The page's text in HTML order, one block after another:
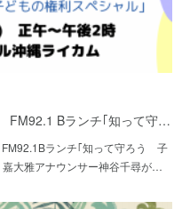
Bランチ｢知って守…
ランチ｢知って守ろう 子
大雅アナウンサー神谷千尋が…